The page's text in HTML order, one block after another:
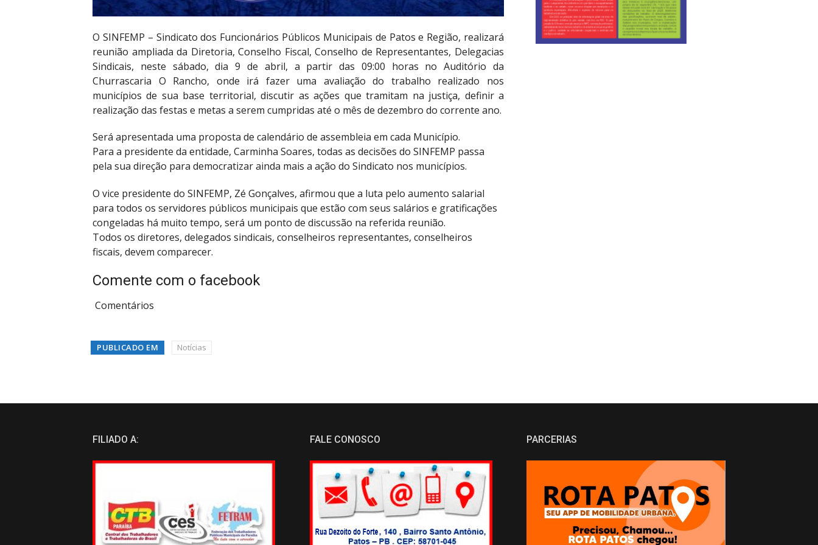
O SINFEMP – Sindicato dos Funcionários Públicos Municipais de Patos e Região, realizará
reunião ampliada da Diretoria, Conselho Fiscal, Conselho de Representantes, Delegacias
Sindicais, neste sábado, dia 9 de abril, a partir das 09:00 horas no Auditório da
Churrascaria O Rancho, onde irá fazer uma avaliação do trabalho realizado nos
municípios de sua base territorial, discutir as ações que tramitam na justiça, definir a
realização das festas e metas a serem cumpridas até o mês de dezembro do corrente ano.
Será apresentada uma proposta de calendário de assembleia em cada Município.
Para a presidente da entidade, Carminha Soares, todas as decisões do SINFEMP passa
pela sua direção para democratizar ainda mais a ação do Sindicato nos municípios.
O vice presidente do SINFEMP, Zé Gonçalves, afirmou que a luta pelo aumento salarial
para todos os servidores públicos municipais que estão com seus salários e gratificações
congeladas há muito tempo, será um ponto de discussão na referida reunião.
Todos os diretores, delegados sindicais, conselheiros representantes, conselheiros
fiscais, devem comparecer.
Comente com o facebook
Comentários
PUBLICADO EM Notícias
FILIADO A: FALE CONOSCO PARCERIAS